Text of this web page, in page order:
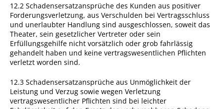
12.2 Schadensersatzansprüche des Kunden aus positiver
Forderungsverletzung, aus Verschulden bei Vertragsschluss
und unerlaubter Handlung sind ausgeschlossen, soweit das
Theater, sein gesetzlicher Vertreter oder sein
Erfüllungsgehilfe nicht vorsätzlich oder grob fahrlässig
gehandelt haben und keine vertragswesentlichen Pflichten
verletzt worden sind.
12.3 Schadensersatzansprüche aus Unmöglichkeit der
Leistung und Verzug sowie wegen Verletzung
vertragswesentlicher Pflichten sind bei leichter